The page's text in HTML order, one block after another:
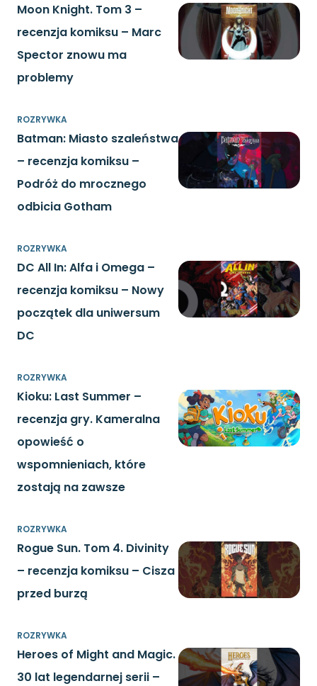
Moon Knight. Tom 3 –
recenzja komiksu – Marc
Spector znowu ma
problemy
ROZRYWKA
Batman: Miasto szaleństwa
– recenzja komiksu –
Podróż do mrocznego
odbicia Gotham
ROZRYWKA
DC All In: Alfa i Omega –
recenzja komiksu – Nowy
początek dla uniwersum
DC
ROZRYWKA
Kioku: Last Summer –
recenzja gry. Kameralna
opowieść o
wspomnieniach, które
zostają na zawsze
ROZRYWKA
Rogue Sun. Tom 4. Divinity
– recenzja komiksu – Cisza
przed burzą
ROZRYWKA
Heroes of Might and Magic.
30 lat legendarnej serii –